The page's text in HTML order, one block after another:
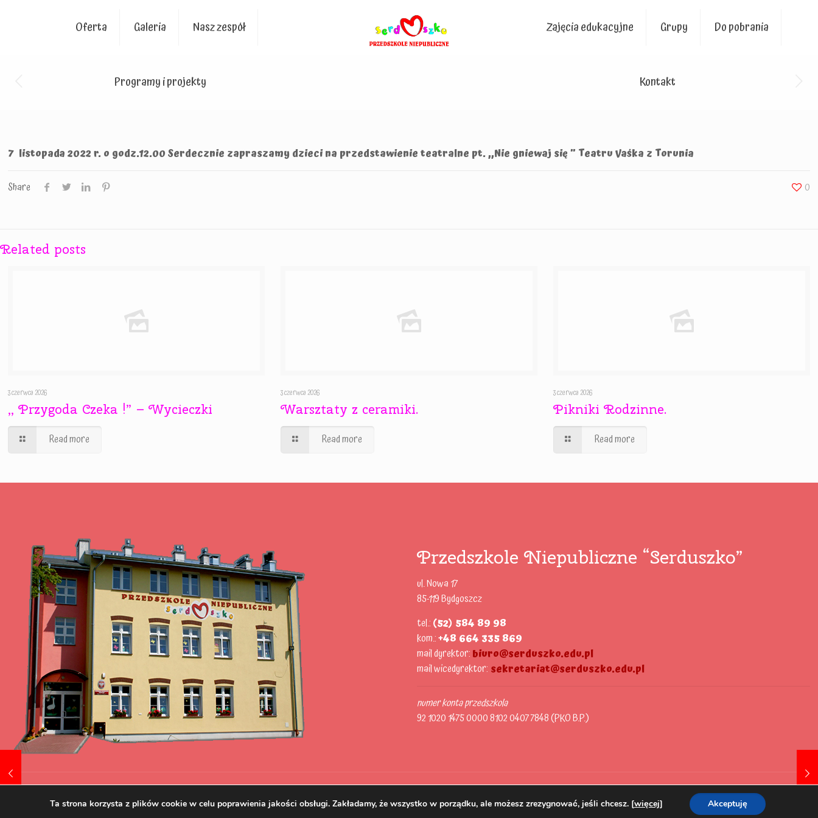
Oferta Galeria Nasz zespół
Programy i projekty
Zajęcia edukacyjne Grupy Do pobrania
Kontakt
7 listopada 2022 r. o godz.12.00 Serdecznie zapraszamy dzieci na przedstawienie teatralne pt. ,,Nie gniewaj się ” Teatru Vaśka z Torunia
Share 0
Related posts
3 czerwca 2026
,, Przygoda Czeka !” – Wycieczki
Read more
3 czerwca 2026
Warsztaty z ceramiki.
Read more
3 czerwca 2026
Pikniki Rodzinne.
Read more
Przedszkole Niepubliczne “Serduszko”
ul. Nowa 17
85-119 Bydgoszcz
tel.:(52) 584 89 98
kom.:+48 664 335 869
mail dyrektor:biuro@serduszko.edu.pl
mail wicedyrektor: sekretariat@serduszko.edu.pl
numer konta przedszkola
92 1020 1475 0000 8102 0407 7848 (PKO B.P.)
Tworzenie i pozycjonowanie stron www.skuteczni.net
Ta strona korzysta z plików cookie w celu poprawienia jakości obsługi. Zakładamy, że wszystko w porządku, ale możesz zrezygnować, jeśli chcesz. [więcej] Akceptuję